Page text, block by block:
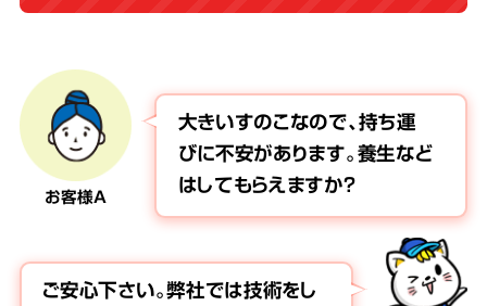
お客様A
大きいすのこなので、持ち運
びに不安があります。養生など
はしてもらえますか?
ご安心下さい。弊社では技術をし